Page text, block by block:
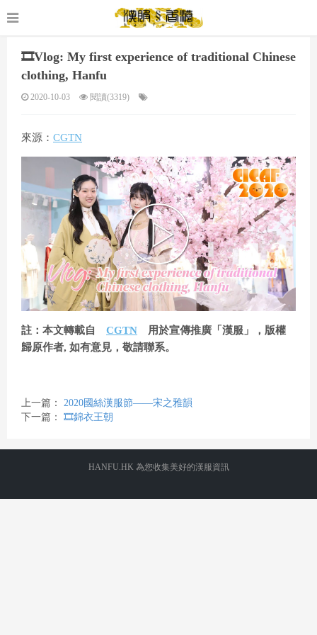
🎞️Vlog: My first experience of traditional Chinese
clothing, Hanfu
2020-10-03 閱讀(3319)
來源： CGTN
P
l
y
註：本文轉載自 CGTN 用於宣傳推廣「漢服」，版權
歸原作者, 如有意見，敬請聯系。
上一篇： 2020國絲漢服節——宋之雅韻
下一篇： 🎞️錦衣王朝
HANFU.HK 為您收集美好的漢服資訊